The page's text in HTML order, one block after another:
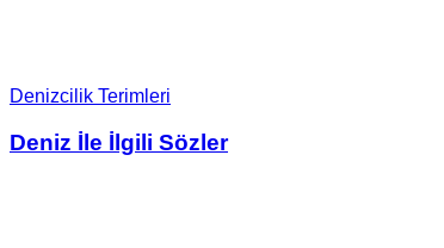
Denizcilik Terimleri
Deniz İle İlgili Sözler